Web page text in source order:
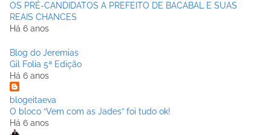
OS PRÉ-CANDIDATOS A PREFEITO DE BACABAL E SUAS
REAIS CHANCES
Há 6 anos
Blog do Jeremias
Gil Folia 5ª Edição
Há 6 anos
blogeitaeva
O bloco “Vem com as Jades” foi tudo ok!
Há 6 anos